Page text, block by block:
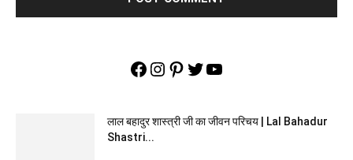
Facebook
Instagram
Pinterest
Twitter
YouTube
लाल बहादुर शास्त्री जी का जीवन परिचय | Lal Bahadur
Shastri...